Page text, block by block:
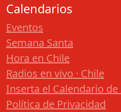
Calendarios
Eventos
Semana Santa
Hora en Chile
Radios en vivo · Chile
Inserta el Calendario
Política de Privacidad